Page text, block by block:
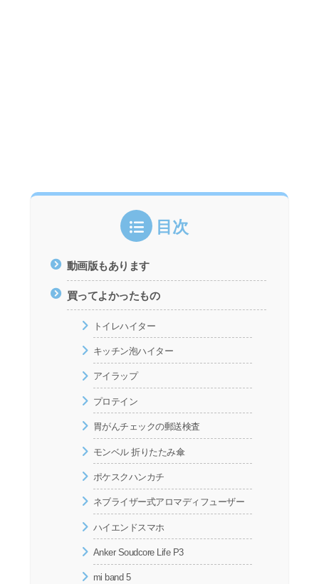
目次
動画版もあります
買ってよかったもの
トイレハイター
キッチン泡ハイター
アイラップ
プロテイン
胃がんチェックの郵送検査
モンベル 折りたたみ傘
ポケスクハンカチ
ネブライザー式アロマディフューザー
ハイエンドスマホ
Anker Soudcore Life P3
mi band 5